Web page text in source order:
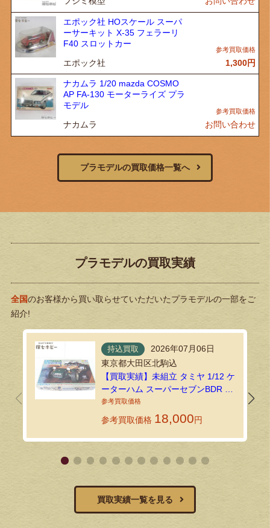
エポック社 HOスケール スーパ
ーサーキット X-35 フェラーリ
F40 スロットカー
エポック社 1,300円
ナカムラ 1/20 mazda COSMO
AP FA-130 モーターライズ プラ
モデル
ナカムラ お問い合わせ
プラモデルの買取価格一覧へ
プラモデルの買取実績
全国のお客様から買い取らせていただいたプラモデルの一部をご
紹介!
持込買取
2026年07月06日
東京都大田区北駒込
【買取実績】未組立 タミヤ 1/12 ケ
ーターハム スーパーセブンBDR プ
ラモデルを練馬店で買取しました
参考買取価格 18,000円
買取実績一覧を見る